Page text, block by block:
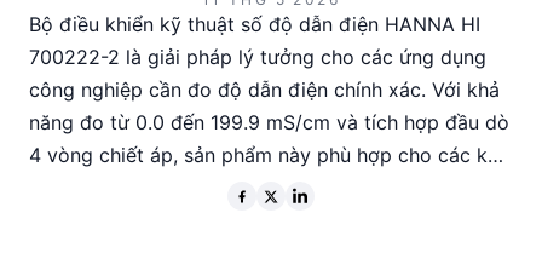
Bộ điều khiển kỹ thuật số độ dẫn điện HANNA HI
700222-2 là giải pháp lý tưởng cho các ứng dụng
công nghiệp cần đo độ dẫn điện chính xác. Với khả
năng đo từ 0.0 đến 199.9 mS/cm và tích hợp đầu dò
4 vòng chiết áp, sản phẩm này phù hợp cho các kỹ
sư và nhà quản lý kỹ thuật tìm kiếm sự ổn định và